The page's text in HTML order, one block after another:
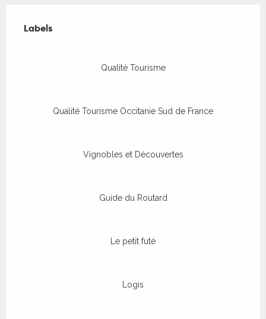
Labels
Labels
Qualité Tourisme
Qualité Tourisme Occitanie Sud de France
Vignobles et Découvertes
Guide du Routard
Le petit futé
Logis